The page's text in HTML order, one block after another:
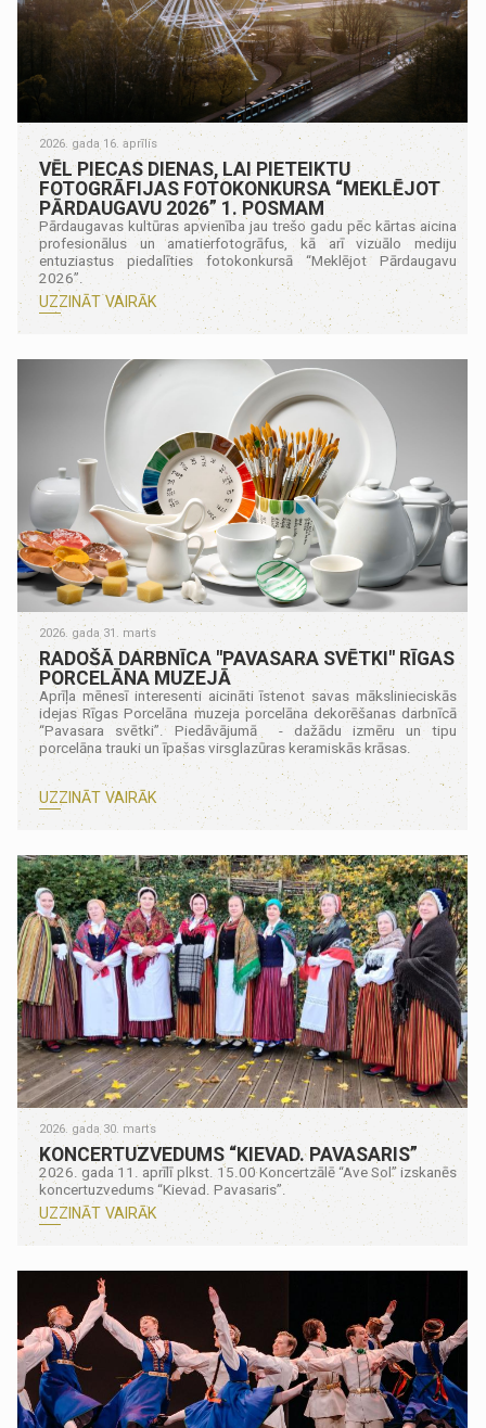
2026. gada 16. aprīlis
VĒL PIECAS DIENAS, LAI PIETEIKTU
FOTOGRĀFIJAS FOTOKONKURSA “MEKLĒJOT
PĀRDAUGAVU 2026” 1. POSMAM
Pārdaugavas kultūras apvienība jau trešo gadu pēc kārtas aicina
profesionālus un amatierfotogrāfus, kā arī vizuālo mediju
entuziastus piedalīties fotokonkursā “Meklējot Pārdaugavu
2026”.
UZZINĀT VAIRĀK
2026. gada 31. marts
RADOŠĀ DARBNĪCA "PAVASARA SVĒTKI" RĪGAS
PORCELĀNA MUZEJĀ
Aprīļa mēnesī interesenti aicināti īstenot savas mākslinieciskās
idejas Rīgas Porcelāna muzeja porcelāna dekorēšanas darbnīcā
“Pavasara svētki”. Piedāvājumā - dažādu izmēru un tipu
porcelāna trauki un īpašas virsglazūras keramiskās krāsas.
UZZINĀT VAIRĀK
2026. gada 30. marts
KONCERTUZVEDUMS “KIEVAD. PAVASARIS”
2026. gada 11. aprīlī plkst. 15.00 Koncertzālē “Ave Sol” izskanēs
koncertuzvedums “Kievad. Pavasaris”.
UZZINĀT VAIRĀK